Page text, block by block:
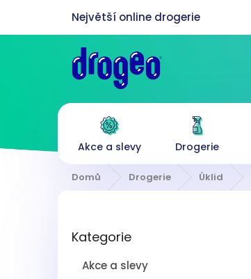
obsah
Akce a slevy Drogerie
Domů Drogerie Úklid
kategorie
Kategorie
Akce a slevy